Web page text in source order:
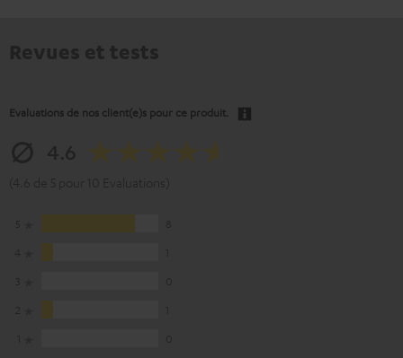
Evaluations de nos client(e)s pour ce produit.